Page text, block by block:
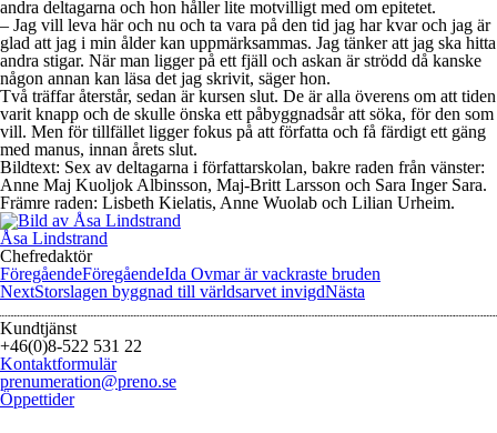
andra deltagarna och hon håller lite motvilligt med om epitetet.
– Jag vill leva här och nu och ta vara på den tid jag har kvar och jag är
glad att jag i min ålder kan uppmärksammas. Jag tänker att jag ska hitta
andra stigar. När man ligger på ett fjäll och askan är strödd då kanske
någon annan kan läsa det jag skrivit, säger hon.
Två träffar återstår, sedan är kursen slut. De är alla överens om att tiden
varit knapp och de skulle önska ett påbyggnadsår att söka, för den som
vill. Men för tillfället ligger fokus på att författa och få färdigt ett gäng
med manus, innan årets slut.
Bildtext: Sex av deltagarna i författarskolan, bakre raden från vänster:
Anne Maj Kuoljok Albinsson, Maj-Britt Larsson och Sara Inger Sara.
Främre raden: Lisbeth Kielatis, Anne Wuolab och Lilian Urheim.
Åsa Lindstrand
Chefredaktör
FöregåendeFöregåendeIda Ovmar är vackraste bruden
NextStorslagen byggnad till världsarvet invigdNästa
Kundtjänst
+46(0)8-522 531 22
Kontaktformulär
prenumeration@preno.se
Öppettider